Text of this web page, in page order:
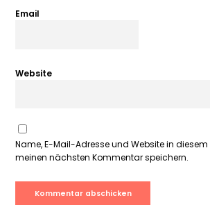
Email
Website
Name, E-Mail-Adresse und Website in diesem
meinen nächsten Kommentar speichern.